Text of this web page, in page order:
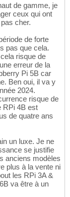
de gamme, je
ceux qui ont
cher.
de forte
pas que cela.
risque de
erreur de la
Pi 5B car
Ben oui, il va y
2024.
risque de
RPi 4B est
de quatre ans
un luxe. Je ne
se justifie
anciens modèles
plus à la vente ni
les RPi 3A &
va être à un